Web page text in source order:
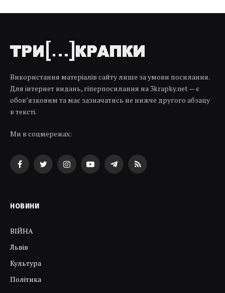
Використання матеріалів сайту лише за умови посилання.
Для інтернет видань, гіперпосилання на 3krapky.net — є
обов’язковим та має зазначатись не нижче другого абзацу
в тексті.
Ми в соцмережах:
FacebookTwitterInstagramYouTubeTelegramRSS
НОВИНИ
ВІЙНА
Львів
Культура
Політика